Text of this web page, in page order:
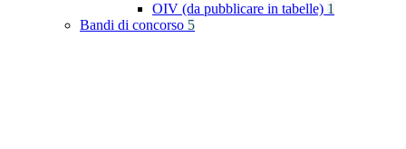
OIV (da pubblicare in tabelle) 1
Bandi di concorso 5